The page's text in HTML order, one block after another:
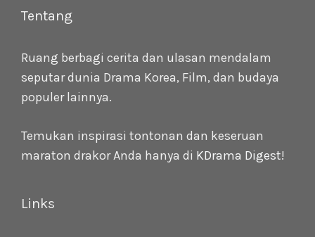
Tentang
Ruang berbagi cerita dan ulasan mendalam
seputar dunia Drama Korea, Film, dan budaya
populer lainnya.
Temukan inspirasi tontonan dan keseruan
maraton drakor Anda hanya di KDrama Digest!
Links